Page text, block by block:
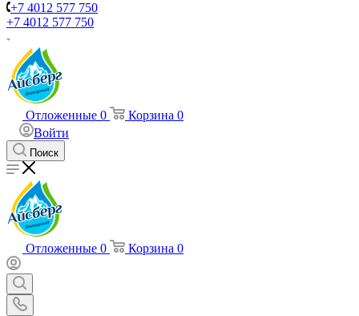
+7 4012 577 750
+7 4012 577 750
Отложенные 0 Корзина 0
Войти
Поиск
Отложенные 0 Корзина 0